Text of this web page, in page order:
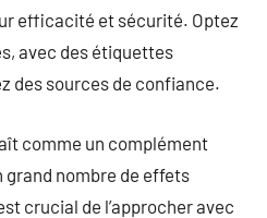
efficacité et sécurité. Optez
avec des étiquettes
des sources de confiance.
comme un complément
nombre de effets
crucial de l’approcher avec